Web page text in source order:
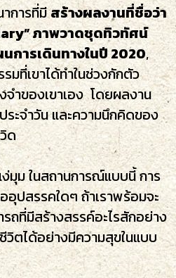
การที่มีสร้างผลงานที่ชื่อว่า
ภาพวาดชุดทิวทัศน์
การเดินทางในปี 2020,
มที่เขาได้ทำในช่วงกักตัว
ำของเขาเอง โดยผลงาน
ะจำวัน และความนึกคิดของ
วิด
ม ในสถานการณ์แบบนี้ การ
อุปสรรคใดๆ ถ้าเราพร้อมจะ
ถที่มีสร้างสรรค์อะไรสักอย่าง
วิตได้อย่างมีความสุขในแบบ